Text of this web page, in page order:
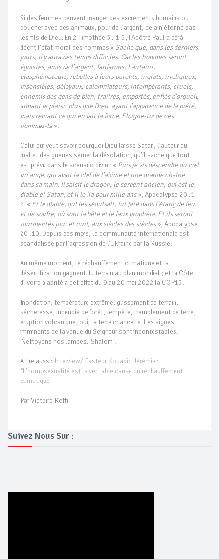
Si des femmes peuvent manger des excréments humains ou
coucher avec des animaux, pour de l’argent, cela n’étonne pas
les fils de Dieu. En 2 Timothée 3 : 1-5, l’Apôtre Paul a déjà
décrit l’état moral des hommes « Sache que, dans les derniers
jours, il y aura des temps difficiles. Car les hommes seront
égoïstes, amis de l’argent, fanfarons, hautains,
blasphémateurs, rebelles à leurs parents, ingrats, irréligieux,
insensibles, déloyaux, calomniateurs, intempérants, cruels,
ennemis des gens de bien, traîtres, emportés, enflés d’orgueil,
aimant le plaisir plus que Dieu, ayant l’apparence de la piété,
mais reniant ce qui en fait la force. Eloigne-toi de ces
hommes-là ».
Celui qui veut savoir pourquoi Dieu laisse Satan, l’auteur du
mal et des guerres semer la désolation, qu’il sache que tout
est prévu dans le scenario divin : « Puis je vis descendre du ciel
un ange, qui avait la clef de l’abîme et une grande chaîne
dans sa main. Il saisit le dragon, le serpent ancien, qui est le
diable et Satan, et il le lia pour mille ans», Apocalypse 20 :1-
2. « Et le diable, qui les séduisait, fut jeté dans l’étang de feu
et de soufre, où sont la bête et le faux prophète. Et ils seront
tourmentés jour et nuit, aux siècles des siècles», Apocalypse
20 :10. Depuis des mois, la communauté internationale est
scandalisée par l’agression de l’Ukraine par la Russie.
Au même moment, le réchauffement climatique et la
désertification gagnent du terrain au plan mondial ; et la Côte
d’Ivoire a abrité à cet effet du 9 au 20 mai 2022 la COP15.
Inondation, température extrême, glissement de terrain,
sécheresse, incendie de forêt, tempête, tremblement de terre,
éruption volcanique, oui, la terre chancelle. Les signes
imminents de la venue du Seigneur sont incontestables.
Nettoyons nos lampes. Shalom !
A lire aussi: Interview/ Pasteur Kouadio Jérémie :
‘‘L’homosexualité est la véritable cause du réchauffement
climatique
Par Victoire Koffi
Suivez Nous Sur :